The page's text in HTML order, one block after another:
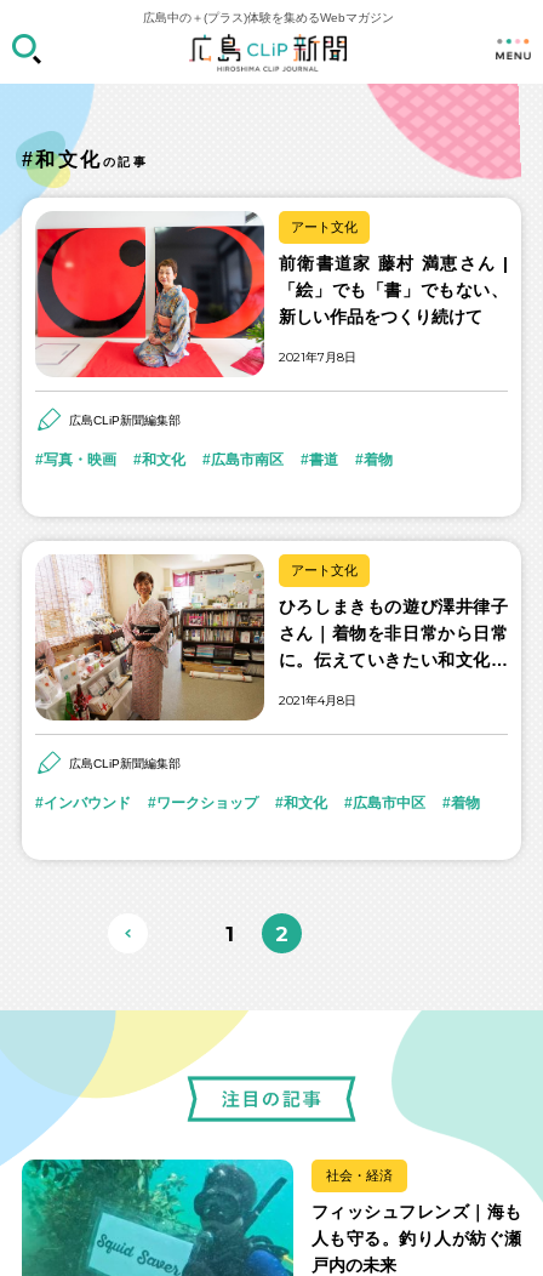
広島中の＋(プラス)体験を集めるWebマガジン
#和文化の記事
アート文化
前衛書道家 藤村 満恵さん |
「絵」でも「書」でもない、
新しい作品をつくり続けて
2021年7月8日
広島CLiP新聞編集部
写真・映画 和文化 広島市南区 書道 着物
アート文化
ひろしまきもの遊び澤井律子
さん｜着物を非日常から日常
に。伝えていきたい和文化の
2021年4月8日
広島CLiP新聞編集部
インバウンド ワークショップ 和文化 広島市中区 着物
1 2
社会・経済
フィッシュフレンズ｜海も
人も守る。釣り人が紡ぐ瀬
戸内の未来